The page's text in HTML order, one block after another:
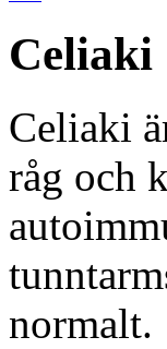
Celiaki
Celiaki
råg och
normalt.